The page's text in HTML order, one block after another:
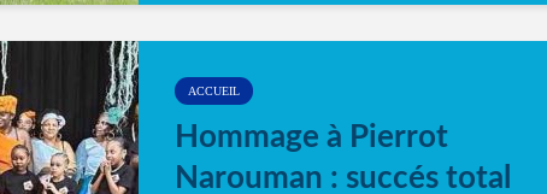
ACCUEIL
Hommage à Pierrot
Narouman : succés total